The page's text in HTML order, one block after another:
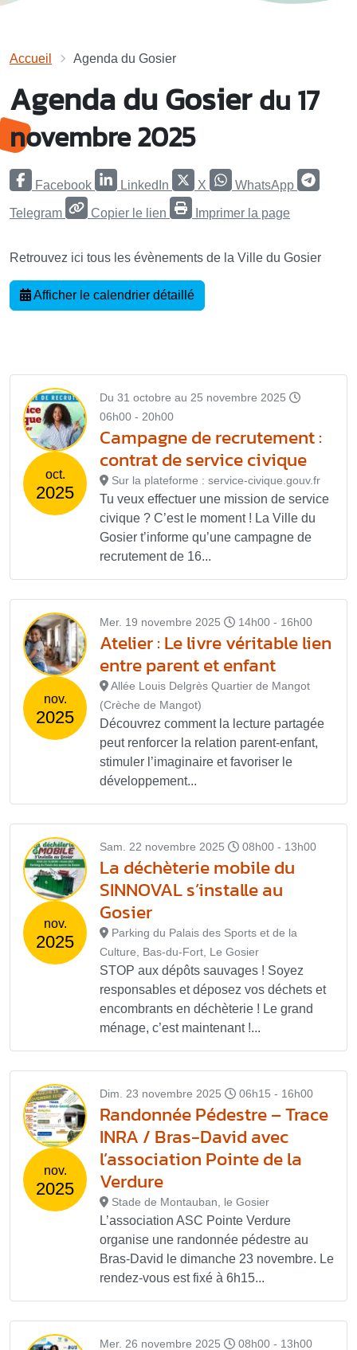
Accueil Agenda du Gosier
Agenda du Gosierdu 17
novembre 2025
Facebook LinkedIn X WhatsApp
Telegram Copier le lien Imprimer la page
Retrouvez ici tous les évènements de la Ville du Gosier
Afficher le calendrier détaillé
oct.
2025
Du 31 octobre au 25 novembre 2025
06h00 - 20h00
Campagne de recrutement :
contrat de service civique
Sur la plateforme : service-civique.gouv.fr
Tu veux effectuer une mission de service
civique ? C’est le moment ! La Ville du
Gosier t’informe qu’une campagne de
recrutement de 16...
nov.
2025
Mer. 19 novembre 2025 14h00 - 16h00
Atelier : Le livre véritable lien
entre parent et enfant
Allée Louis Delgrès Quartier de Mangot
(Crèche de Mangot)
Découvrez comment la lecture partagée
peut renforcer la relation parent-enfant,
stimuler l’imaginaire et favoriser le
développement...
nov.
2025
Sam. 22 novembre 2025 08h00 - 13h00
La déchèterie mobile du
SINNOVAL s’installe au
Gosier
Parking du Palais des Sports et de la
Culture, Bas-du-Fort, Le Gosier
STOP aux dépôts sauvages ! Soyez
responsables et déposez vos déchets et
encombrants en déchèterie ! Le grand
ménage, c’est maintenant !...
nov.
2025
Dim. 23 novembre 2025 06h15 - 16h00
Randonnée Pédestre – Trace
INRA / Bras-David avec
l’association Pointe de la
Verdure
Stade de Montauban, le Gosier
L’association ASC Pointe Verdure
organise une randonnée pédestre au
Bras-David le dimanche 23 novembre. Le
rendez-vous est fixé à 6h15...
Mer. 26 novembre 2025 08h00 - 13h00